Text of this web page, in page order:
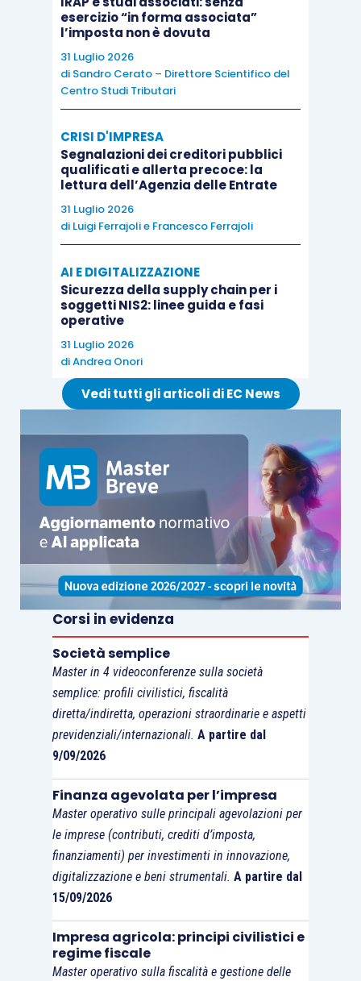
In merito a quest’ultimo aspetto, la risoluzione n.
6/DPF/2008 ha sottolineato che non rileva, a tal
fine, il fatto che i beni e i servizi acquistati
formano o meno oggetto dell’attività propria
della previsione di detraibilità forfettaria sono
esclusi tout court tutti i casi di integrale
utilizzazione nell’attività di impresa.
In base a quanto precisato nella risoluzione sopra
citata, tenuto conto che il concetto di utilizzo ai
fini Iva va inteso come
nell’effettuazione di operazioni imponibili
casol’importo da assumere
calcolare l’ammontare detraibile
dell’imposta addebitata
Nello stesso senso si è espressa
l’Amministrazione finanziaria con la
risposta ad
istanza di interpello n. 107/E/2023
esercizio “in forma associata”
l’imposta non è dovuta
31 Luglio 2026
di Sandro Cerato – Direttore Scientifico del
Centro Studi Tributari
CRISI D'IMPRESA
Segnalazioni dei creditori pubblici
qualificati e allerta precoce: la
lettura dell’Agenzia delle Entrate
31 Luglio 2026
di Luigi Ferrajolie Francesco Ferrajoli
AI E DIGITALIZZAZIONE
Sicurezza della supply chain per i
soggetti NIS2: linee guida e fasi
operative
31 Luglio 2026
diAndrea Onori
Vedi tutti gli articoli di EC News
Corsi in evidenza
Società semplice
Master in 4 videoconferenze sulla società
semplice: profili civilistici, fiscalità
diretta/indiretta, operazioni straordinarie e aspetti
previdenziali/internazionali. A partire dal
9/09/2026
Finanza agevolata per l’impresa
Master operativo sulle principali agevolazioni per
le imprese (contributi, crediti d’imposta,
finanziamenti) per investimenti in innovazione,
digitalizzazione e beni strumentali. A partire dal
15/09/2026
Impresa agricola: principi civilistici e
regime fiscale
Master operativo sulla fiscalità e gestione delle